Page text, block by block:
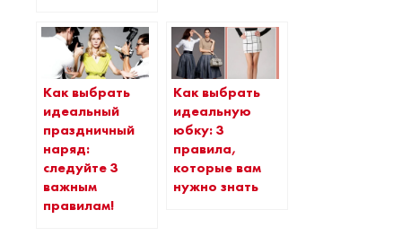
Как выбрать
идеальный
праздничный
наряд:
следуйте 3
важным
правилам!
Как выбрать
идеальную
юбку: 3
правила,
которые вам
нужно знать